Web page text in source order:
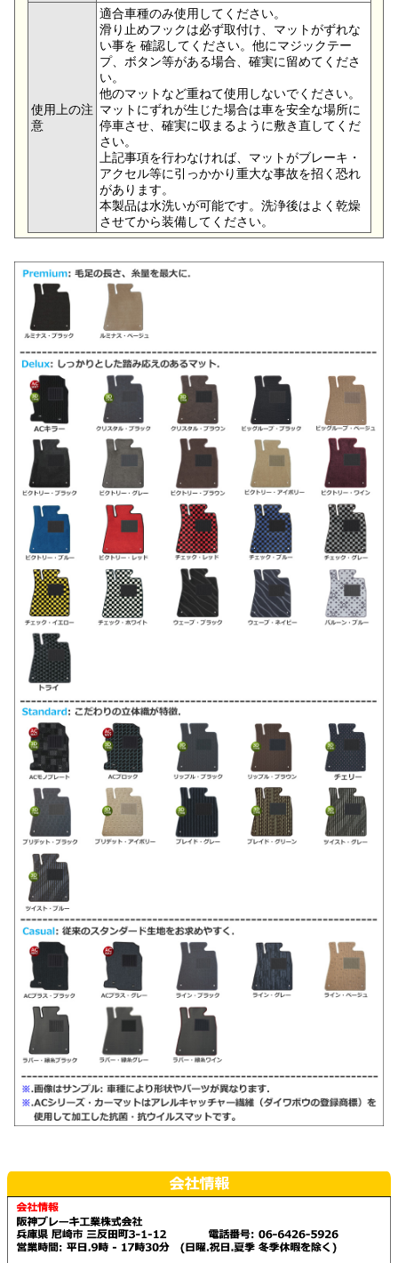
使用上の注
意
適合車種のみ使用してください。
滑り止めフックは必ず取付け、マットがずれな
い事を 確認してください。他にマジックテー
プ、ボタン等がある場合、確実に留めてくださ
い。
他のマットなど重ねて使用しないでください。
マットにずれが生じた場合は車を安全な場所に
停車させ、確実に収まるように敷き直してくだ
さい。
上記事項を行わなければ、マットがブレーキ・
アクセル等に引っかかり重大な事故を招く恐れ
があります。
本製品は水洗いが可能です。洗浄後はよく乾燥
させてから装備してください。